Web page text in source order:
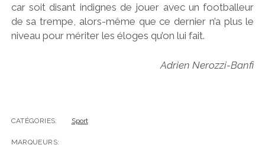
car soit disant indignes de jouer avec un footballeur
de sa trempe, alors-même que ce dernier n’a plus le
niveau pour mériter les éloges qu’on lui fait.
Adrien Nerozzi-Banfi
CATÉGORIES: Sport
MARQUEURS: